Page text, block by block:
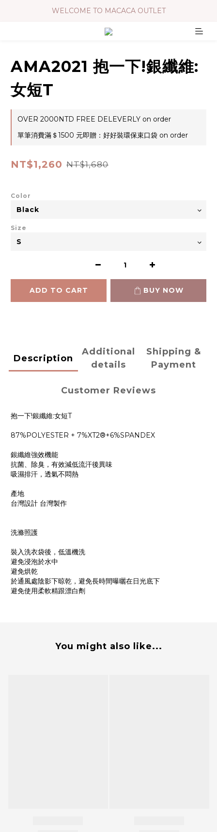
WELCOME TO MACACA OUTLET
AMA2021 抱一下!銀纖維:
女短T
OVER 2000NTD FREE DELEVERLY on order
單筆消費滿＄1500 元即贈：好好裝環保束口袋 on order
NT$1,260 NT$1,680
Color
Size
ADD TO CART BUY NOW
Description
Additional
details
Shipping &
Payment
Customer Reviews
抱一下!銀纖維:女短T
87%POLYESTER + 7%XT2®+6%SPANDEX
銀纖維強效機能
抗菌、除臭，有效減低流汗後異味
吸濕排汗，透氣不悶熱
產地
台灣設計 台灣製作
洗滌照護
裝入洗衣袋後，低溫機洗
避免浸泡於水中
避免烘乾
於通風處陰影下晾乾，避免長時間曝曬在日光底下
避免使用柔軟精跟漂白劑
You might also like...